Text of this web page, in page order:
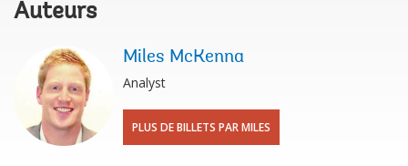
Auteurs
Miles McKenna
Analyst
PLUS DE BILLETS PAR MILES